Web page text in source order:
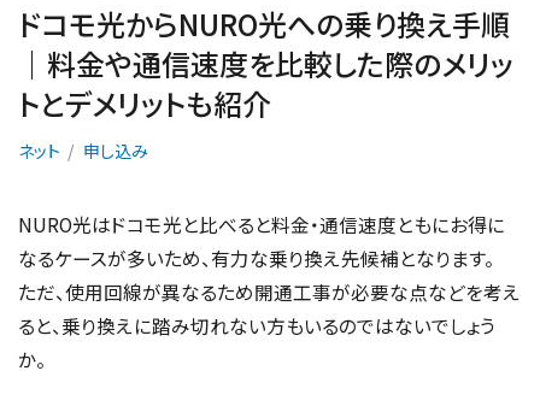
ドコモ光からNURO光への乗り換え手順
｜料金や通信速度を比較した際のメリッ
トとデメリットも紹介
ネット 申し込み
NURO光はドコモ光と比べると料金・通信速度ともにお得に
なるケースが多いため、有力な乗り換え先候補となります。
ただ、使用回線が異なるため開通工事が必要な点などを考え
ると、乗り換えに踏み切れない方もいるのではないでしょう
か。